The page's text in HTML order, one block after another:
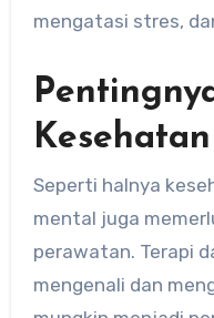
mengatasi stres,
Seperti halnya
mental juga
perawatan. Terapi
mengenali dan